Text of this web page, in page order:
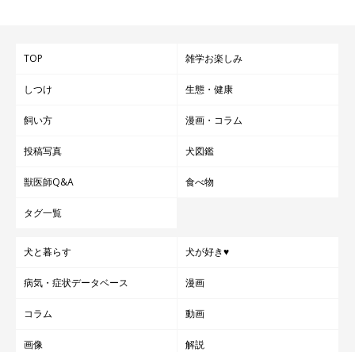
TOP 雑学お楽しみ
しつけ 生態・健康
飼い方 漫画・コラム
投稿写真 犬図鑑
獣医師Q&A 食べ物
タグ一覧
犬と暮らす 犬が好き♥
病気・症状データベース 漫画
コラム 動画
画像 解説